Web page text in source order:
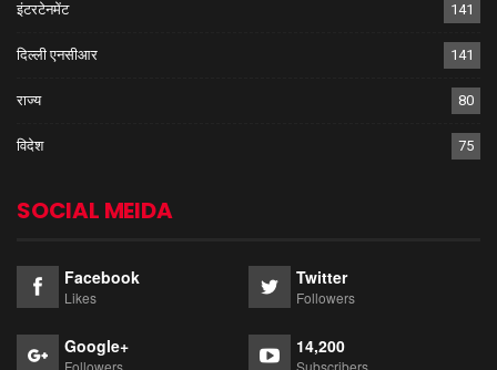
इंटरटेनमेंट 141
दिल्ली एनसीआर 141
राज्य 80
विदेश 75
SOCIAL MEIDA
Facebook
Likes
Twitter
Followers
Google+
Followers
14,200
Subscribers